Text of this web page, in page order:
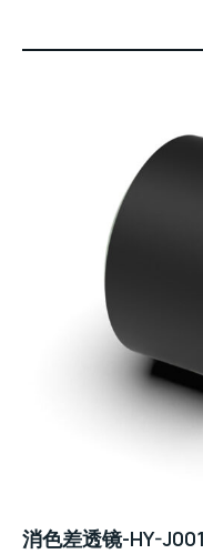
消色差透镜-HY-